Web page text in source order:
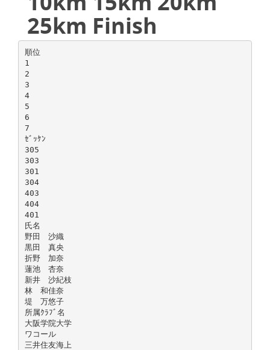
25km Finish
順位
1
2
3
4
5
6
7
ｾﾞｯｹﾝ
305
303
301
304
403
404
401
氏名
野田 沙織
黒田 真央
折野 加奈
蓮池 杏奈
新井 沙紀枝
林 和佳奈
堤 万悠子
所属ｸﾗﾌﾞ名
大阪学院大学
ワコール
三井住友海上